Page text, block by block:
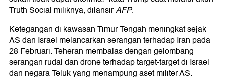
Truth Social miliknya, dilansirAFP.
Ketegangan di kawasan Timur Tengah meningkat sejak
AS dan Israel melancarkan serangan terhadap Iran pada
28 Februari. Teheran membalas dengan gelombang
serangan rudal dan drone terhadap target-target di Israel
dan negara Teluk yang menampung aset militer AS.